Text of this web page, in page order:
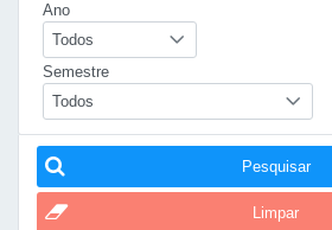
Ano
Todos
Semestre
Todos
Pesquisar
Limpar